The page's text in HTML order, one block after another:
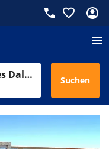
Holiday Inn Express & Suites Dalhart Suchen